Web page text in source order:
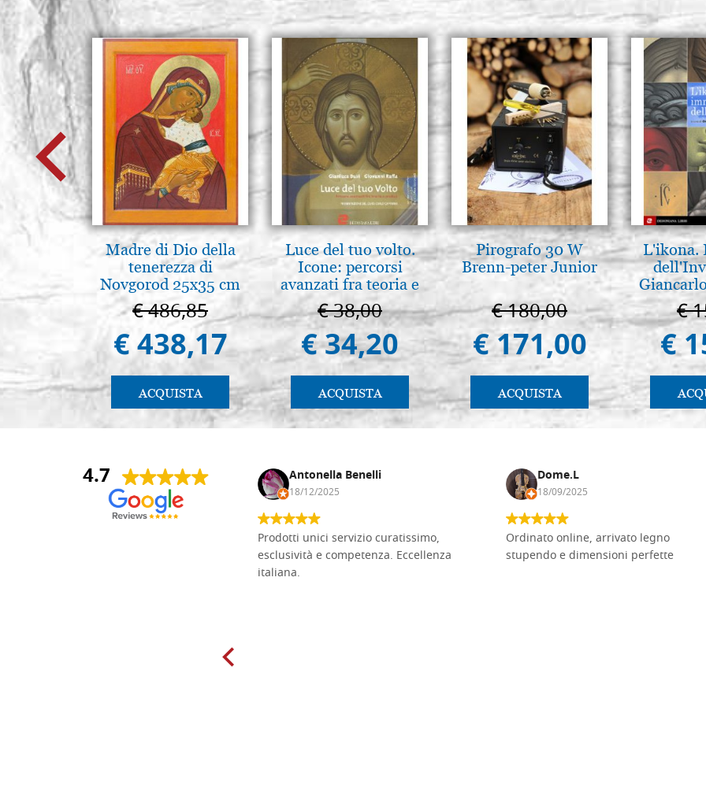
Madre di Dio della
tenerezza di
Novgorod 25x35 cm
€ 486,85
€ 438,17
ACQUISTA
Luce del tuo volto.
Icone: percorsi
avanzati fra teoria e
pratica. pg. 430
€ 38,00
€ 34,20
ACQUISTA
Pirografo 30 W
Brenn-peter Junior
€ 180,00
€ 171,00
ACQUISTA
L'ikona.
€
€
4.7
Andrea Monguzzi Antonella Benelli
18/12/2025
Prodotti unici servizio curatissimo,
esclusività e competenza. Eccellenza
italiana.
Dome.L
18/09/2025
Ordinato online, arrivato legno
stupendo e dimensioni perfette